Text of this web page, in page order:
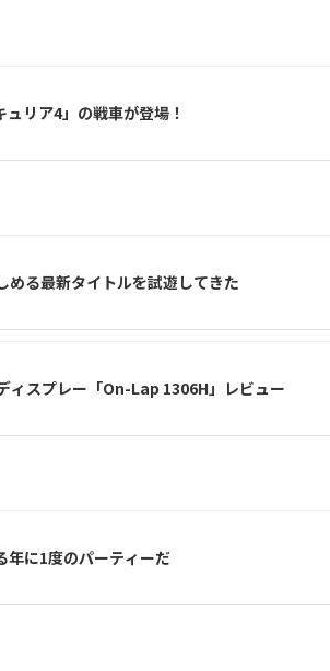
リア4」の戦車が登場！
める最新タイトルを試遊してきた
ィスプレー「On-Lap 1306H」レビュー
年に1度のパーティーだ